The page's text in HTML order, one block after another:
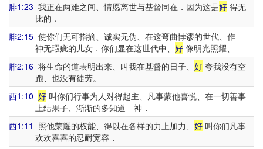
腓1:23 我正在两难之间、情愿离世与基督同在．因为这是好 得无
比的．
腓2:15 使你们无可指摘、诚实无伪、在这弯曲悖谬的世代、作
神无瑕疵的儿女．你们显在这世代中、 好像明光照耀、
腓2:16 将生命的道表明出来、叫我在基督的日子、 好 夸我没有空
跑、也没有徒劳。
西1:10 好 叫你们行事为人对得起主、凡事蒙他喜悦、在一切善事
上结果子、渐渐的多知道 神．
西1:11 照他荣耀的权能、得以在各样的力上加力、 好 叫你们凡事
欢欢喜喜的忍耐宽容．